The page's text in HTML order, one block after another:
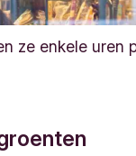
ze enkele uren